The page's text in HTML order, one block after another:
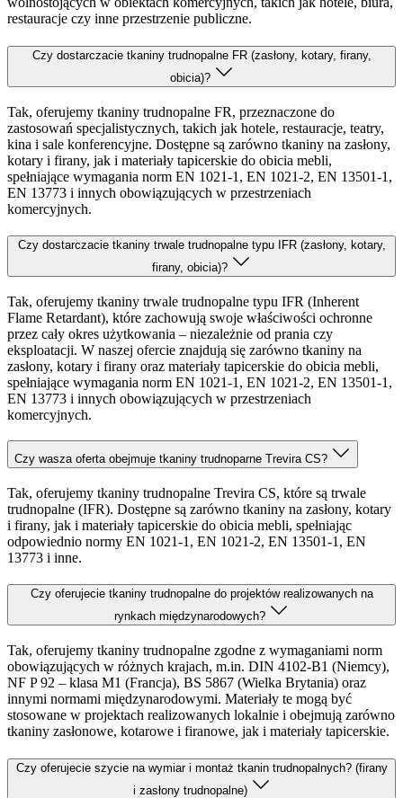
restauracje czy inne przestrzenie publiczne.
Czy dostarczacie tkaniny trudnopalne FR (zasłony, kotary, firany,
obicia)?
Tak, oferujemy tkaniny trudnopalne FR, przeznaczone do
zastosowań specjalistycznych, takich jak hotele, restauracje, teatry,
kina i sale konferencyjne. Dostępne są zarówno tkaniny na zasłony,
kotary i firany, jak i materiały tapicerskie do obicia mebli,
spełniające wymagania norm EN 1021-1, EN 1021-2, EN 13501-1,
EN 13773 i innych obowiązujących w przestrzeniach
komercyjnych.
Czy dostarczacie tkaniny trwale trudnopalne typu IFR (zasłony, kotary,
firany, obicia)?
Tak, oferujemy tkaniny trwale trudnopalne typu IFR (Inherent
Flame Retardant), które zachowują swoje właściwości ochronne
przez cały okres użytkowania – niezależnie od prania czy
eksploatacji. W naszej ofercie znajdują się zarówno tkaniny na
zasłony, kotary i firany oraz materiały tapicerskie do obicia mebli,
spełniające wymagania norm EN 1021-1, EN 1021-2, EN 13501-1,
EN 13773 i innych obowiązujących w przestrzeniach
komercyjnych.
Czy wasza oferta obejmuje tkaniny trudnoparne Trevira CS?
Tak, oferujemy tkaniny trudnopalne Trevira CS, które są trwale
trudnopalne (IFR). Dostępne są zarówno tkaniny na zasłony, kotary
i firany, jak i materiały tapicerskie do obicia mebli, spełniając
odpowiednio normy EN 1021-1, EN 1021-2, EN 13501-1, EN
13773 i inne.
Czy oferujecie tkaniny trudnopalne do projektów realizowanych na
rynkach międzynarodowych?
Tak, oferujemy tkaniny trudnopalne zgodne z wymaganiami norm
obowiązujących w różnych krajach, m.in. DIN 4102-B1 (Niemcy),
NF P 92 – klasa M1 (Francja), BS 5867 (Wielka Brytania) oraz
innymi normami międzynarodowymi. Materiały te mogą być
stosowane w projektach realizowanych lokalnie i obejmują zarówno
tkaniny zasłonowe, kotarowe i firanowe, jak i materiały tapicerskie.
Czy oferujecie szycie na wymiar i montaż tkanin trudnopalnych? (firany
i zasłony trudnopalne)